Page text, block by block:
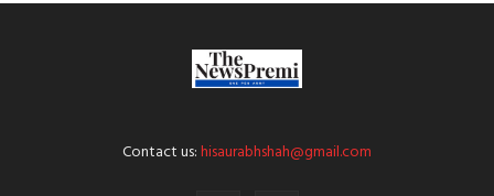
Contact us:hisaurabhshah@gmail.com